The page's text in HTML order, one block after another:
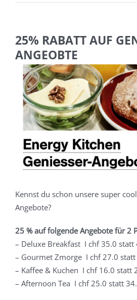
25% RABATT AUF
ANGEOBTE
Zeige
grösseres
Bild
Kennst du schon unsere super
Angebote?
25 % auf folgende Angebote für 2
– Deluxe Breakfast I chf 35.0 statt
– Gourmet Zmorge I chf 27.0 statt
– Kaffee & Kuchen I chf 16.0 statt
– Afternoon Tea I chf 25.0 statt